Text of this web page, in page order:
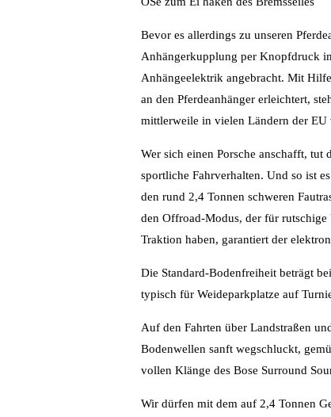
Bevor es allerdings zu unseren
Anhängerkupplung per Knopfdruck
Anhängeelektrik angebracht. Mit
an den Pferdeanhänger erleichtert,
mittlerweile in vielen Ländern der EU
Wer sich einen Porsche anschafft,
sportliche Fahrverhalten. Und so ist
den rund 2,4 Tonnen schweren
den Offroad-Modus, der für rutschige
Traktion haben, garantiert der
Die Standard-Bodenfreiheit beträgt
typisch für Weideparkplatze auf
Auf den Fahrten über Landstraßen
Bodenwellen sanft wegschluckt,
vollen Klänge des Bose Surround
Wir dürfen mit dem auf 2,4 Tonnen